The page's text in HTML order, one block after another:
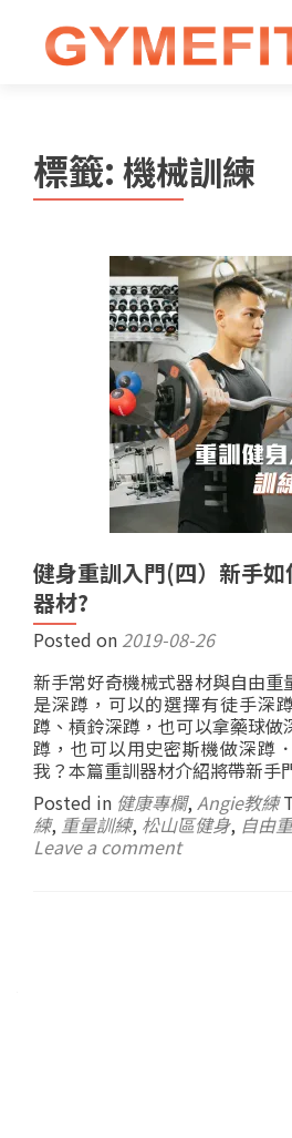
標籤: 機械訓練
健身重訓入門(四）新手
器材?
Posted on 2019-08-26
新手常好奇機械式器材與自由
是深蹲，可以的選擇有徒手深
蹲、槓鈴深蹲，也可以拿藥球做
蹲，也可以用史密斯機做深蹲
我？本篇重訓器材介紹將帶新手
Posted in 健康專欄, Angie教練
練, 重量訓練, 松山區健身, 自由
Leave a comment